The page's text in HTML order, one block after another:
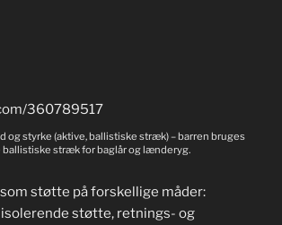
360789517
og styrke (aktive, ballistiske stræk) – barren bruges
ballistiske stræk for baglår og lænderyg.
støtte på forskellige måder:
støtte, retnings- og